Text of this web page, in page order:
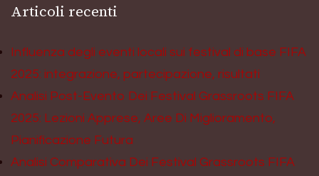
Articoli recenti
Influenza degli eventi locali sui festival di base FIFA
2025: integrazione, partecipazione, risultati
Analisi Post-Evento Dei Festival Grassroots FIFA
2025: Lezioni Apprese, Aree Di Miglioramento,
Pianificazione Futura
Analisi Comparativa Dei Festival Grassroots FIFA